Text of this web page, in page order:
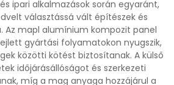
ipari alkalmazások során egyaránt,
választássá vált építészek és
Az mapl alumínium kompozit panel
gyártási folyamatokon nyugszik,
közötti kötést biztosítanak. A külső
időjárásállóságot és szerkezeti
míg a mag anyaga hozzájárul a